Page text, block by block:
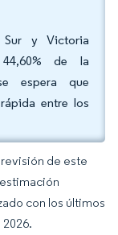
y Victoria
44,60% de la
espera que
entre los
de este
con los últimos